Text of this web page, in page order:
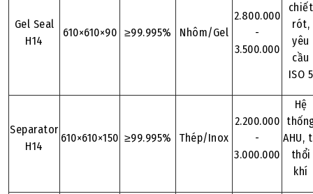
Gel Seal
H14
610×610×90 ≥99.995% Nhôm/Gel
2.800.000
-
3.500.000
chiết
rót,
yêu
cầu
ISO 5
Separator
H14
610×610×150 ≥99.995% Thép/Inox
2.200.000
-
3.000.000
Hệ
AHU,
thổi
khí